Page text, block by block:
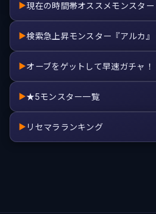
▶現在の時間帯オススメモンスター
▶検索急上昇モンスター『アルカ』
▶オーブをゲットして早速ガチャ！
▶★5モンスター一覧
▶ リセマラランキング